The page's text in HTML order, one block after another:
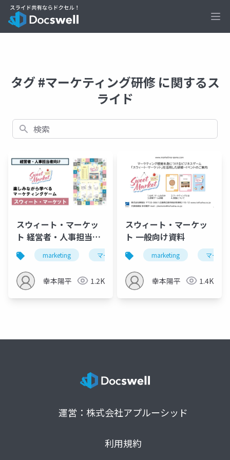
タグ #マーケティング研修 に関するス
ライド
検索
スウィート・マーケッ
ト 経営者・人事担当者
向け資料marketing マーケティング 研修 ビジネ
幸本陽平 1.2K
スウィート・マーケッ
ト 一般向け資料
marketing マーケ
幸本陽平 1.4K
運営：株式会社アプルーシッド
利用規約